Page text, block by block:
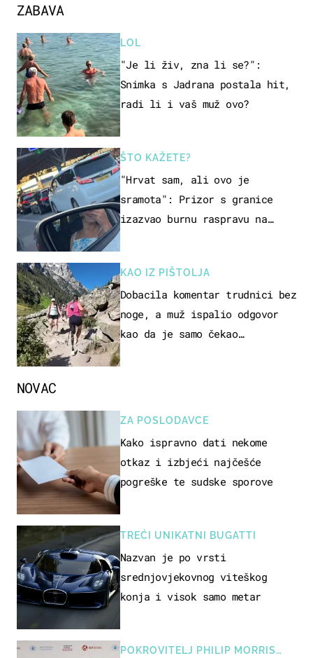
ZABAVA
LOL
"Je li živ, zna li se?":
Snimka s Jadrana postala hit,
radi li i vaš muž ovo?
ŠTO KAŽETE?
"Hrvat sam, ali ovo je
sramota": Prizor s granice
izazvao burnu raspravu na
KAO IZ PIŠTOLJA
Dobacila komentar trudnici bez
noge, a muž ispalio odgovor
kao da je samo čekao…
NOVAC
ZA POSLODAVCE
Kako ispravno dati nekome
otkaz i izbjeći najčešće
pogreške te sudske sporove
TREĆI UNIKATNI BUGATTI
Nazvan je po vrsti
srednjovjekovnog viteškog
konja i visok samo metar
POKROVITELJ PHILIP MORRIS